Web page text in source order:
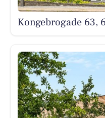
Kongebrogade 63,